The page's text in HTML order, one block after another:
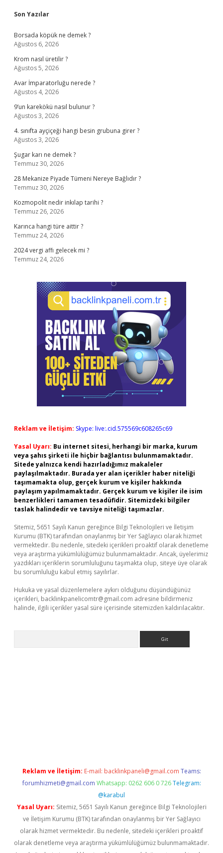
Sidebar
Son Yazılar
Borsada köpük ne demek ?
Ağustos 6, 2026
Krom nasıl üretilir ?
Ağustos 5, 2026
Avar İmparatorluğu nerede ?
Ağustos 4, 2026
9’un karekökü nasıl bulunur ?
Ağustos 3, 2026
4. sınıfta ayçiçeği hangi besin grubuna girer ?
Ağustos 3, 2026
Şugar karı ne demek ?
Temmuz 30, 2026
28 Mekanize Piyade Tümeni Nereye Bağlıdır ?
Temmuz 30, 2026
Kozmopolit nedir inkılap tarihi ?
Temmuz 26, 2026
Karınca hangi türe aittir ?
Temmuz 24, 2026
2024 vergi affı gelecek mi ?
Temmuz 24, 2026
Reklam ve İletişim: Skype: live:.cid.575569c608265c69
Yasal Uyarı: Bu internet sitesi, herhangi bir marka, kurum
veya şahıs şirketi ile hiçbir bağlantısı bulunmamaktadır.
Sitede yalnızca kendi hazırladığımız makaleler
paylaşılmaktadır. Burada yer alan içerikler haber niteliği
taşımamakta olup, gerçek kurum ve kişiler hakkında
paylaşım yapılmamaktadır. Gerçek kurum ve kişiler ile isim
benzerlikleri tamamen tesadüfidir. Sitemizdeki bilgiler
taslak halindedir ve tavsiye niteliği taşımazlar.
Sitemiz, 5651 Sayılı Kanun gereğince Bilgi Teknolojileri ve İletişim
Kurumu (BTK) tarafından onaylanmış bir Yer Sağlayıcı olarak hizmet
vermektedir. Bu nedenle, sitedeki içerikleri proaktif olarak denetleme
veya araştırma yükümlülüğümüz bulunmamaktadır. Ancak, üyelerimiz
yazdıkları içeriklerin sorumluluğunu taşımakta olup, siteye üye olarak
bu sorumluluğu kabul etmiş sayılırlar.
Hukuka ve yasal düzenlemelere aykırı olduğunu düşündüğünüz
içerikleri, backlinkpanelicomtr@gmail.com adresine bildirmeniz
halinde, ilgili içerikler yasal süre içerisinde sitemizden kaldırılacaktır.
Reklam ve İletişim: E-mail: backlinkpaneli@gmail.com Teams:
forumhizmeti@gmail.com Whatsapp: 0262 606 0 726 Telegram:
@karabul
Yasal Uyarı: Sitemiz, 5651 Sayılı Kanun gereğince Bilgi Teknolojileri
ve İletişim Kurumu (BTK) tarafından onaylanmış bir Yer Sağlayıcı
olarak hizmet vermektedir. Bu nedenle, sitedeki içerikleri proaktif
olarak denetleme veya araştırma yükümlülüğümüz bulunmamaktadır.